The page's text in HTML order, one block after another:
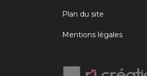
Plan du site
Mentions légales